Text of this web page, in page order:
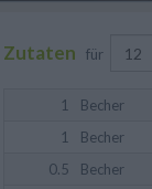
Zutaten für
1 Becher
1
Becher
0.5
Becher